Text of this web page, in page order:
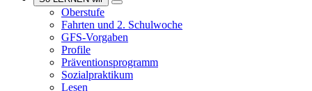
Oberstufe
Fahrten und 2. Schulwoche
GFS-Vorgaben
Profile
Präventionsprogramm
Sozialpraktikum
Lesen